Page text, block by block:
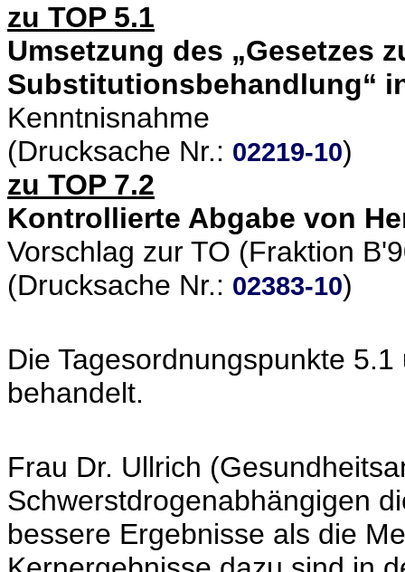
zu TOP 5.1
Umsetzung des „Gesetzes
Substitutionsbehandlung“
Kenntnisnahme
(Drucksache Nr.: 02219-10)
zu TOP 7.2
Kontrollierte Abgabe von
Vorschlag zur TO (Fraktion
(Drucksache Nr.: 02383-10)
Die Tagesordnungspunkte
behandelt.
Frau Dr. Ullrich
Schwerstdrogenabhängigen
bessere Ergebnisse als die